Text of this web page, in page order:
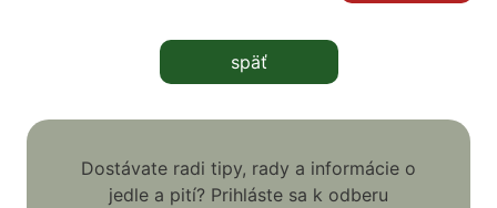
späť
Dostávate radi tipy, rady a informácie o
jedle a pití? Prihláste sa k odberu